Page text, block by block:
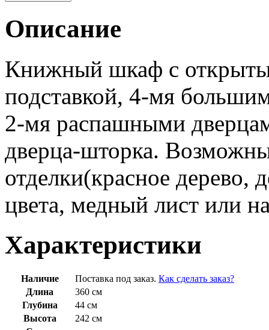
Описание
Книжный шкаф с
подставкой, 4-мя
2-мя распашными
дверца-шторка.
отделки(красное дерево,
цвета, медный лист или
Характеристики
Наличие Поставка под заказ. Как сделать заказ?
Длина
360 см
Глубина
44 см
Высота
242 см